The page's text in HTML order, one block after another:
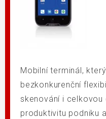
Mobilní terminál,
bezkonkurenční
skenování i celkovou
produktivitu podniku